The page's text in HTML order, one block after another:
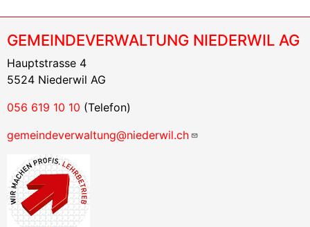
GEMEINDEVERWALTUNG NIEDERWIL AG
Hauptstrasse 4
5524 Niederwil AG
056 619 10 10 (Telefon)
gemeindeverwaltung@niederwil.ch